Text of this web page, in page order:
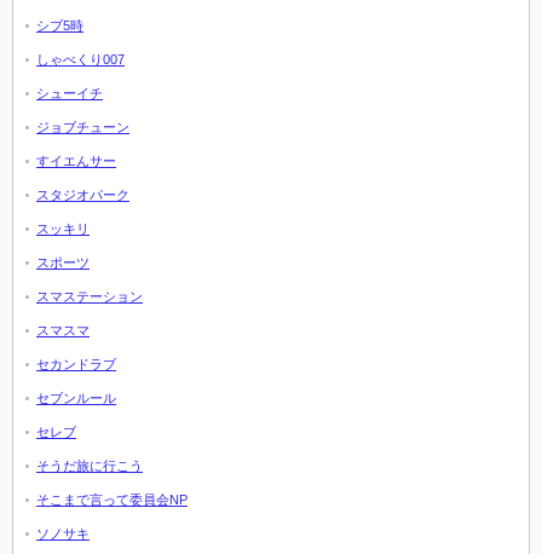
シブ5時
しゃべくり007
シューイチ
ジョブチューン
すイエんサー
スタジオパーク
スッキリ
スポーツ
スマステーション
スマスマ
セカンドラブ
セブンルール
セレブ
そうだ旅に行こう
そこまで言って委員会NP
ソノサキ